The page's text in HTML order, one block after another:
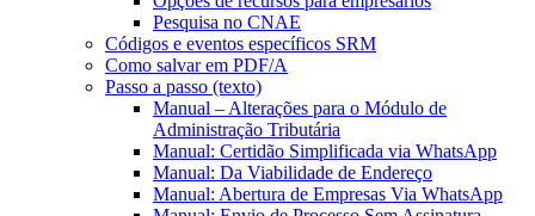
Pesquisa no CNAE
Códigos e eventos específicos SRM
Como salvar em PDF/A
Passo a passo (texto)
Manual – Alterações para o Módulo de
Administração Tributária
Manual: Certidão Simplificada via WhatsApp
Manual: Da Viabilidade de Endereço
Manual: Abertura de Empresas Via WhatsApp